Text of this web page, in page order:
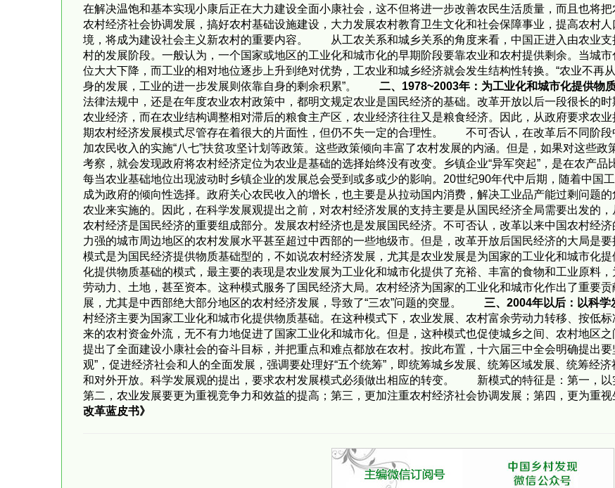
在解决温饱和基本实现小康后正在大力建设全面小康社会，这不但将进一步改善农民生活质量，而且也将
农村经济社会协调发展，搞好农村基础设施建设，大力发展农村教育卫生文化和社会保障事业，提高农村
境，将成为建设社会主义新农村的重要内容。 从工农关系和城乡关系的角度来看，中国正进入由农业支
村的发展阶段。一般认为，一个国家或地区的工业化和城市化的早期阶段要靠农业和农村提供剩余。当城
位大大下降，而工业的相对地位逐步上升到绝对优势，工农业和城乡经济就会发生结构性转换。“农业不再
身的发展，工业的进一步发展则依靠自身的剩余积累”。 二、1978~2003年：为工业化和城市化提供物
法律法规中，还是在年度农业农村政策中，都明文规定农业是国民经济的基础。改革开放以后一段很长的
农业经济，而在农业结构调整相对滞后的粮食主产区，农业经济往往又是粮食经济。因此，从政府要求农
期农村经济发展模式尽管存在着很大的片面性，但仍不失一定的合理性。 不可否认，在改革后不同阶段
加农民收入的实施“八七”扶贫攻坚计划等政策。这些政策倾向丰富了农村发展的内涵。但是，如果对这些
考察，就会发现政府将农村经济定位为农业是基础的选择始终没有改变。乡镇企业“异军突起”，是在农产品
每当农业基础地位出现波动时乡镇企业的发展总会受到或多或少的影响。20世纪90年代中后期，随着中国
成为政府的倾向性选择。政府关心农民收入的增长，也主要是从拉动国内消费，解决工业品产能过剩问题
农业来实施的。因此，在科学发展观提出之前，对农村经济发展的支持主要是从国民经济全局需要出发
农村经济是国民经济的重要组成部分。发展农村经济也是发展国民经济。不可否认，改革以来中国农村经
力强的城市周边地区的农村发展水平甚至超过中西部的一些地级市。但是，改革开放后国民经济的大局是
模式是为国民经济提供物质基础型的，不如说农村经济发展，尤其是农业发展是为国家的工业化和城市
化提供物质基础的模式，最主要的表现是农业发展为工业化和城市化提供了充裕、丰富的食物和工业原料
劳动力、土地，甚至资本。这种模式服务了国民经济大局。农村经济为国家的工业化和城市化作出了重要
展，尤其是中西部绝大部分地区的农村经济发展，导致了“三农”问题的突显。 三、2004年以后：以科
村经济主要为国家工业化和城市化提供物质基础。在这种模式下，农业发展、农村富余劳动力转移、按低
来的农村资金外流，无不有力地促进了国家工业化和城市化。但是，这种模式也促使城乡之间、农村地区
提出了全面建设小康社会的奋斗目标，并把重点和难点都放在农村。按此布置，十六届三中全会明确提出要
观”，促进经济社会和人的全面发展，强调要处理好“五个统筹”，即统筹城乡发展、统筹区域发展、统筹经
和对外开放。科学发展观的提出，要求农村发展模式必须做出相应的转变。 新模式的特征是：第一，以
第二，农业发展要更为重视竞争力和效益的提高；第三，更加注重农村经济社会协调发展；第四，更为
改革蓝皮书》